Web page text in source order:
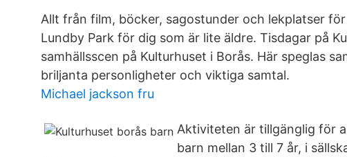
Allt från film, böcker, sagostunder och lekplatser
Lundby Park för dig som är lite äldre. Tisdagar på
samhällsscen på Kulturhuset i Borås. Här speglas
briljanta personligheter och viktiga samtal.
Michael jackson fru
Aktiviteten är tillgänglig för
barn mellan 3 till 7 år, i